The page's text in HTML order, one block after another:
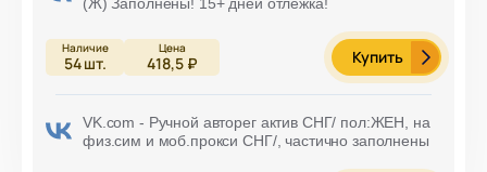
54шт. 418,5 ₽ Купить
VK.com - Ручной авторег актив СНГ/ пол:ЖЕН, на
физ.сим и моб.прокси СНГ/, частично заполнены